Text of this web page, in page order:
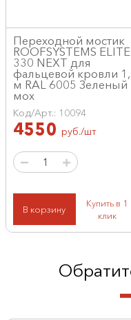
Переходной мостик
ROOFSYSTEMS ELITE
330 NEXT для
фальцевой кровли
м RAL 6005 Зеленый
мох
Код/Арт.: 10094
4550 руб./шт
В корзину
Купить в 1
клик